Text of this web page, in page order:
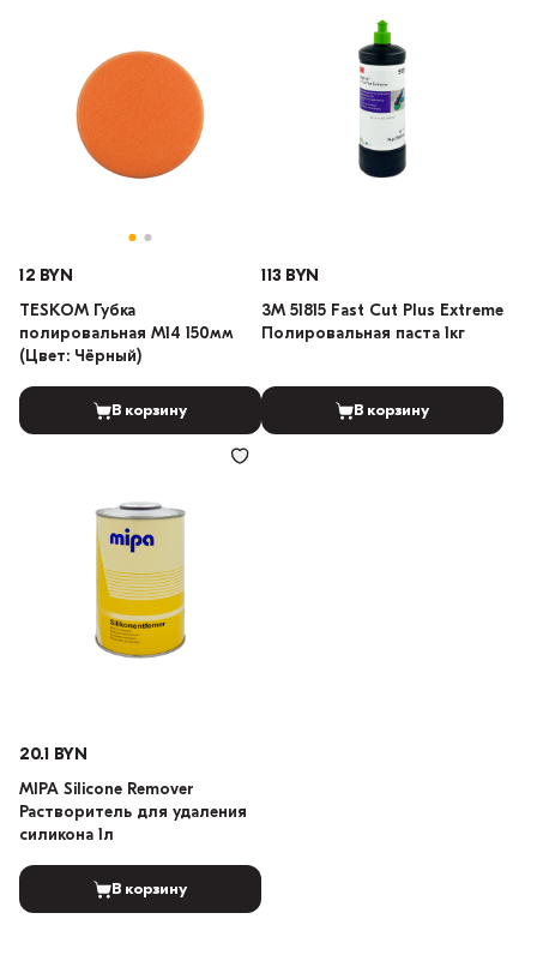
12 BYN
TESKOM Губка
полировальная M14 150мм
(Цвет: Чёрный)
В корзину
113 BYN
3М 51815 Fast Cut Plus Extreme
Полировальная паста 1кг
В корзину
20.1 BYN
MIPA Silicone Remover
Растворитель для удаления
силикона 1л
В корзину